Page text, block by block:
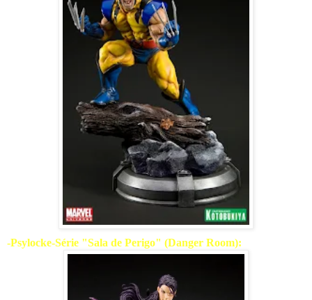
-Psylocke-Série "Sala de Perigo" (Danger Room):